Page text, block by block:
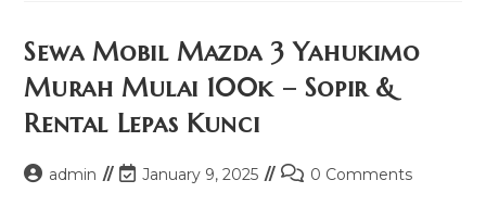
Mulai
100k
Sopir
&
Rental
Lepas
Sewa Mobil Mazda 3 Yahukimo
Murah Mulai 100k – Sopir &
Rental Lepas Kunci
Postadmin
PostJanuary 9, 2025
Post0 Comments